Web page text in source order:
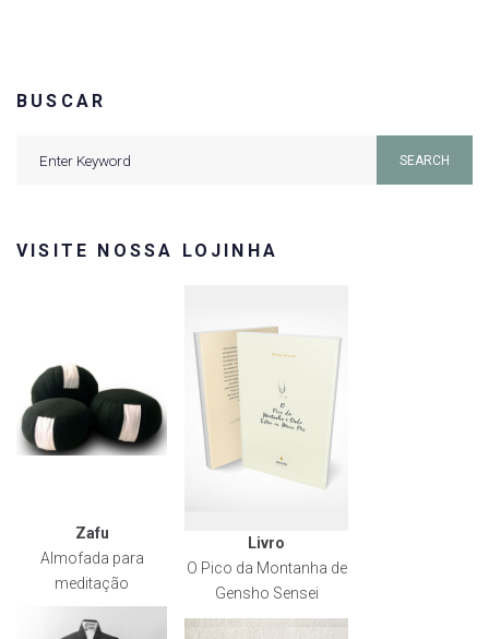
BUSCAR
SEARCH
VISITE NOSSA LOJINHA
Zafu
Almofada para
meditação
Livro
O Pico da Montanha de
Gensho Sensei